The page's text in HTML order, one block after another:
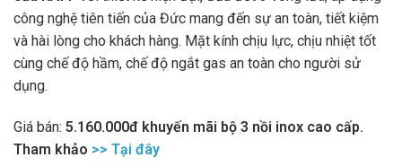
công nghệ tiên tiến của Đức mang đến sự an toàn, tiết kiệm
và hài lòng cho khách hàng. Mặt kính chịu lực, chịu nhiệt tốt
cùng chế độ hầm, chế độ ngắt gas an toàn cho người sử
dụng.
Giá bán: 5.160.000đ khuyến mãi bộ 3 nồi inox cao cấp.
Tham khảo >> Tại đây